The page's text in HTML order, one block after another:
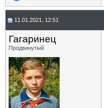
11.01.2021, 12:51
Гагаринец
Продвинутый